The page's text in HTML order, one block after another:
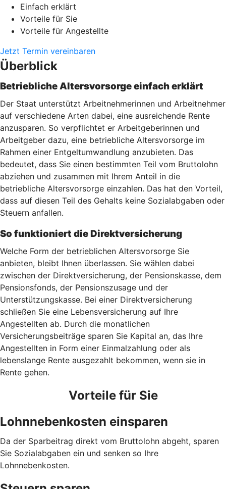
Einfach erklärt
Vorteile für Sie
Vorteile für Angestellte
Jetzt Termin vereinbaren
Überblick
Betriebliche Altersvorsorge einfach erklärt
Der Staat unterstützt Arbeitnehmerinnen und Arbeitnehmer
auf verschiedene Arten dabei, eine ausreichende Rente
anzusparen. So verpflichtet er Arbeitgeberinnen und
Arbeitgeber dazu, eine betriebliche Altersvorsorge im
Rahmen einer Entgeltumwandlung anzubieten. Das
bedeutet, dass Sie einen bestimmten Teil vom Bruttolohn
abziehen und zusammen mit Ihrem Anteil in die
betriebliche Altersvorsorge einzahlen. Das hat den Vorteil,
dass auf diesen Teil des Gehalts keine Sozialabgaben oder
Steuern anfallen.
So funktioniert die Direktversicherung
Welche Form der betrieblichen Altersvorsorge Sie
anbieten, bleibt Ihnen überlassen. Sie wählen dabei
zwischen der Direktversicherung, der Pensionskasse, dem
Pensionsfonds, der Pensionszusage und der
Unterstützungskasse. Bei einer Direktversicherung
schließen Sie eine Lebensversicherung auf Ihre
Angestellten ab. Durch die monatlichen
Versicherungsbeiträge sparen Sie Kapital an, das Ihre
Angestellten in Form einer Einmalzahlung oder als
lebenslange Rente ausgezahlt bekommen, wenn sie in
Rente gehen.
Vorteile für Sie
Lohnnebenkosten einsparen
Da der Sparbeitrag direkt vom Bruttolohn abgeht, sparen
Sie Sozialabgaben ein und senken so Ihre
Lohnnebenkosten.